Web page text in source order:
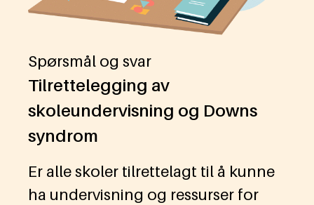
Spørsmål og svar
Tilrettelegging av
skoleundervisning og Downs
syndrom
Er alle skoler tilrettelagt til å kunne
ha undervisning og ressurser for